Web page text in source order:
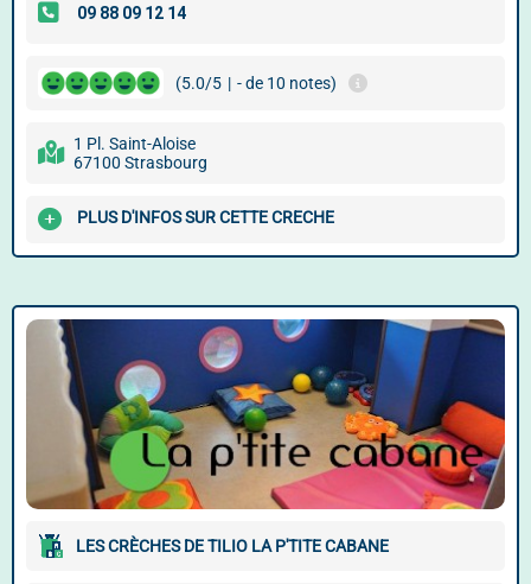
(5.0/5 | - de 10 notes)
1 Pl. Saint-Aloise
67100 Strasbourg
PLUS D'INFOS SUR CETTE CRECHE
LES CRÈCHES DE TILIO LA P'TITE CABANE